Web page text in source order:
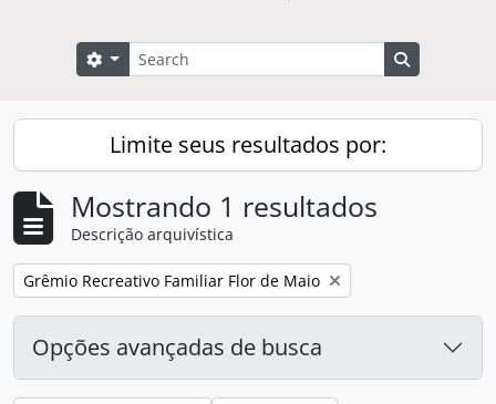
Buscar
Opções de busca
Limite seus resultados por:
Mostrando 1 resultados
Descrição arquivística
Remover filtro:
Grêmio Recreativo Familiar Flor de Maio
Opções avançadas de busca